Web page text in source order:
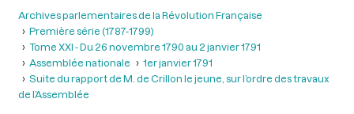
Archives parlementaires de la Révolution Française
Première série (1787-1799)
Tome XXI - Du 26 novembre 1790 au 2 janvier 1791
Assemblée nationale
1er janvier 1791
Suite du rapport de M. de Crillon le jeune, sur l’ordre des travaux
de l’Assemblée